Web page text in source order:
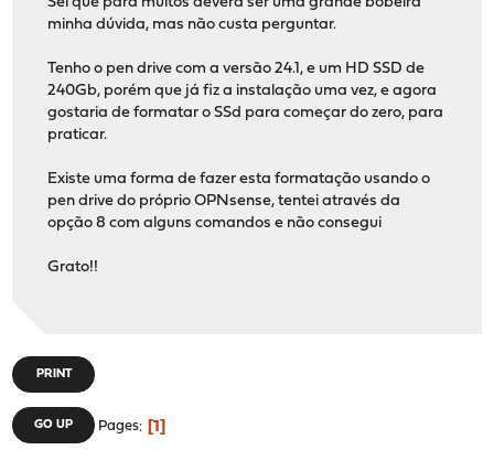
minha dúvida, mas não custa perguntar.
Tenho o pen drive com a versão 24.1, e um HD SSD de
240Gb, porém que já fiz a instalação uma vez, e agora
gostaria de formatar o SSd para começar do zero, para
praticar.
Existe uma forma de fazer esta formatação usando o
pen drive do próprio OPNsense, tentei através da
opção 8 com alguns comandos e não consegui
Grato!!
PRINT
GO UP Pages 1